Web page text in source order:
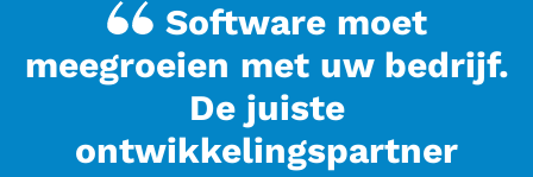
Software moet
meegroeien met uw bedrijf.
De juiste
ontwikkelingspartner